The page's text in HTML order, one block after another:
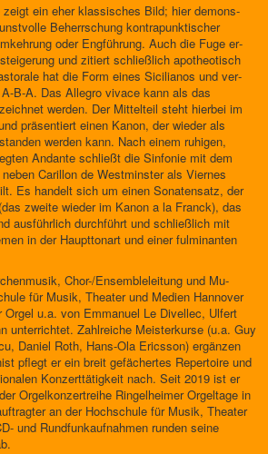
zeigt ein eher klassisches Bild; hier demons­
Beherrschung kontrapunktischer
oder Engführung. Auch die Fuge er­
und zitiert schließlich apotheotisch
hat die Form eines Sicilianos und ver­
B-A. Das Allegro vivace kann als das
werden. Der Mittelteil steht hierbei im
präsentiert einen Kanon, der wieder als
werden kann. Nach einem ruhigen,
Andante schließt die Sinfonie mit dem
Carillon de Westminster als Viernes
Es handelt sich um einen Sonatensatz, der
zweite wieder im Kanon a la Franck), das
ausführlich durchführt und schließlich mit
in der Haupttonart und einer fulminanten
Chor-/Ensembleleitung und Mu­
für Musik, Theater und Medien Hannover
Orgel u.a. von Emmanuel Le Divellec, Ulfert
unterrichtet. Zahlreiche Meisterkurse (u.a. Guy
Daniel Roth, Hans-Ola Ericsson) ergänzen
pflegt er ein breit gefächertes Repertoire und
Konzerttätigkeit nach. Seit 2019 ist er
Orgelkonzertreihe Ringelheimer Orgeltage in
an der Hochschule für Musik, Thea­ter
und Rundfunkaufnahmen runden seine